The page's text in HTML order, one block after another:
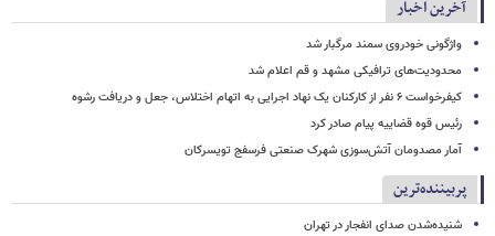
آخرین اخبار
واژگونی خودروی سمند مرگبار شد
محدودیت‌های ترافیکی مشهد و قم اعلام شد
کیفرخواست ۶ نفر از کارکنان یک نهاد اجرایی به اتهام اختلاس، جعل و دریافت رشوه
رئیس قوه قضاییه پیام صادر کرد
آمار مصدومان آتش‌سوزی شهرک صنعتی فرسفج تویسرکان
پربیننده‌ترین
شنیده‌شدن صدای انفجار در تهران